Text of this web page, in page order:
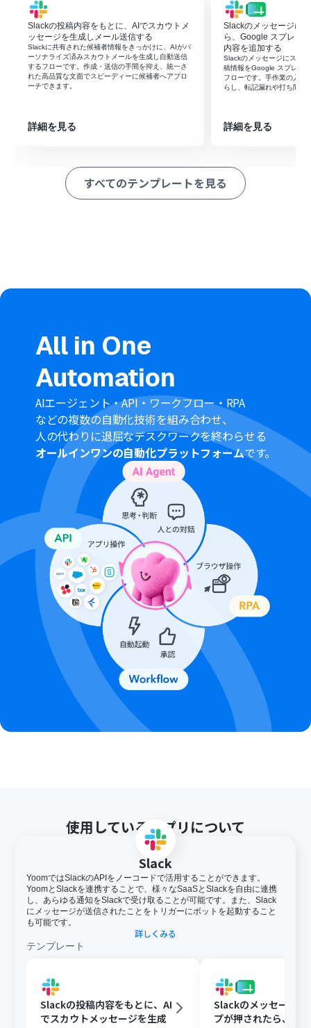
次に、トリガーでSlackを選択し、「チャンネルでメッセ
ージが送信されたら」というアクションを設定します
次に、オペレーションでAI機能の「翻訳する」を選択し、
トリガーで取得したメッセージを翻訳するように設定しま
す
最後に、オペレーションでDiscordを選択し、「メッセー
ジを送信」アクションで翻訳されたテキストを指定のチャ
※「トリガー」：フロー起動のきっかけとなるアクション、「オ
■このワークフローのカスタムポイント
Discordのトリガー設定では、メッセージの受信を検知す
稿先のサーバーIDやチャンネルIDを自由に設定できるほ
■注意事項
Discord、SlackのそれぞれとYoomを連携してください。
トリガーは5分、10分、15分、30分、60分の間隔で起動
間隔を選択できます。
プランによって最短の起動間隔が異なりますので、ご注意
ください。
Slackの投稿内容をもとに、AIでスカウトメ
ッセージを生成しメール送信する
Slackに共有された候補者情報をきっかけに、AIがパ
ーソナライズ済みスカウトメールを生成し自動送信
するフローです。作成・送信の手間を抑え、統一さ
れた高品質な文面でスピーディーに候補者へアプロ
ーチできます。
詳細を見る
Slackのメッセージに
ら、Google スプレッ
内容を追加する
Slackのメッセージにスタ
稿情報をGoogle スプレッ
フローです。手作業の入力
らし、転記漏れや打ち間違
詳細を見る
すべてのテンプレートを見る
All in One
Automation
AIエージェント・API・ワークフロー・RPA
などの複数の自動化技術を組み合わせ、
人の代わりに退屈なデスクワークを終わらせる
オールインワンの自動化プラットフォームです。
使用しているアプリについて
Slack
YoomではSlackのAPIをノーコードで活用することができます。
YoomとSlackを連携することで、様々なSaaSとSlackを自由に連携
し、あらゆる通知をSlackで受け取ることが可能です。また、Slack
にメッセージが送信されたことをトリガーにボットを起動すること
も可能です。
詳しくみる
テンプレート
Slackの投稿内容をもとに、AI
でスカウトメッセージを生成
Slackのメッセージに
プが押されたら、